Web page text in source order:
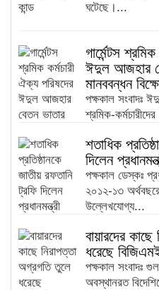
ঘটেছে।...
গার্মেন্টস
ঈদুল আজহার
মানববন্ধন
পক্ষকাল সংবাদঃ
শ্রমিক-
শতাধিক
দিলেন
পক্ষকাল ডেস্কঃ
২০১২-১৩
উল্লেখযোগ্য...
বায়ারদের
ধরেছে
পক্ষকাল সংবাদঃ
অবস্থানরত